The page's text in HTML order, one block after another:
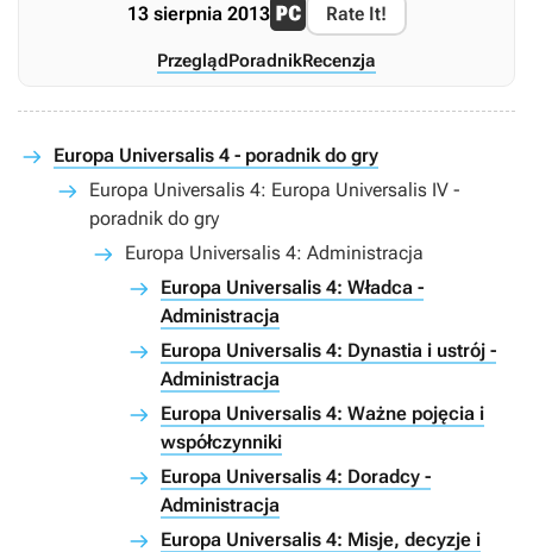
13 sierpnia 2013 Rate It!
PrzeglądPoradnikRecenzja
Europa Universalis 4 - poradnik do gry
Europa Universalis 4: Europa Universalis IV -
poradnik do gry
Europa Universalis 4: Administracja
Europa Universalis 4: Władca -
Administracja
Europa Universalis 4: Dynastia i ustrój -
Administracja
Europa Universalis 4: Ważne pojęcia i
współczynniki
Europa Universalis 4: Doradcy -
Administracja
Europa Universalis 4: Misje, decyzje i